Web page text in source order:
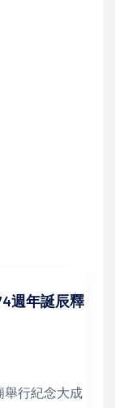
週年誕辰釋
舉行紀念大成